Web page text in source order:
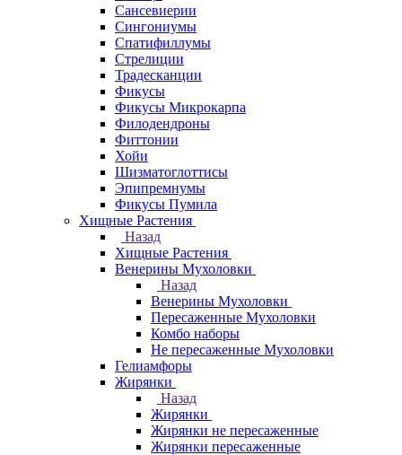
Сансевиерии
Сингониумы
Спатифиллумы
Стрелиции
Традесканции
Фикусы
Фикусы Микрокарпа
Филодендроны
Фиттонии
Хойи
Шизматоглоттисы
Эпипремнумы
Фикусы Пумила
Хищные Растения
Назад
Хищные Растения
Венерины Мухоловки
Назад
Венерины Мухоловки
Пересаженные Мухоловки
Комбо наборы
Не пересаженные Мухоловки
Гелиамфоры
Жирянки
Назад
Жирянки
Жирянки не пересаженные
Жирянки пересаженные